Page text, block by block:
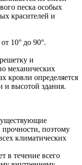
песка особых
красителей и
10° до 90°.
и
механических
кровли определяется
высотой здания.
прочности, поэтому
климатических
в течение всего